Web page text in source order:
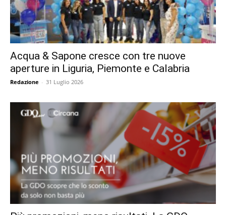
Acqua & Sapone cresce con tre nuove
aperture in Liguria, Piemonte e Calabria
Redazione - 31 Luglio 2026